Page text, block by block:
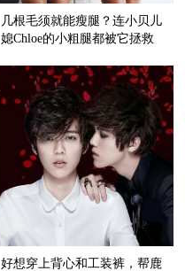
几根毛须就能瘦腿？连小贝儿
媳Chloe的小粗腿都被它拯救
好想穿上背心和工装裤，帮鹿